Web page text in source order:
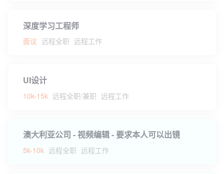
深度学习工程师
面议 远程全职 远程工作
UI设计
10k-15k 远程全职/兼职 远程工作
澳大利亚公司 - 视频编辑 - 要求本人可以出镜
5k-10k 远程全职 远程工作